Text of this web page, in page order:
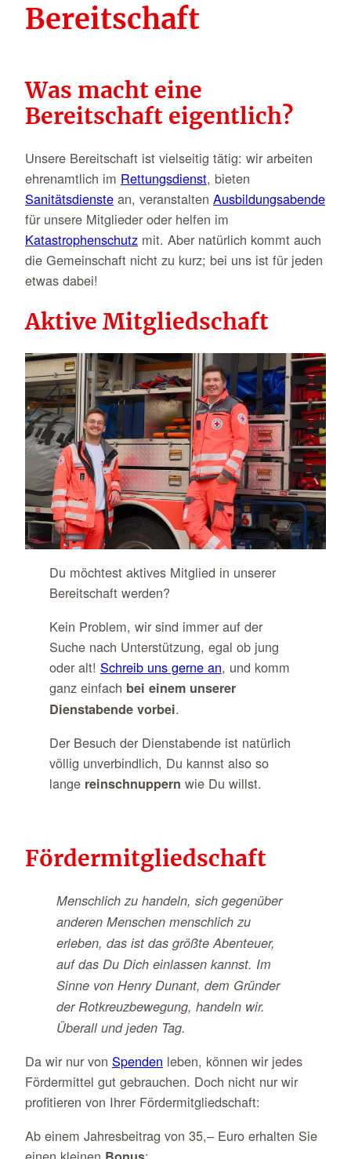
Bereitschaft
Was macht eine
Bereitschaft eigentlich?
Unsere Bereitschaft ist vielseitig tätig: wir arbeiten
ehrenamtlich im Rettungsdienst, bieten
Sanitätsdienste an, veranstalten Ausbildungsabende
für unsere Mitglieder oder helfen im
Katastrophenschutz mit. Aber natürlich kommt auch
die Gemeinschaft nicht zu kurz; bei uns ist für jeden
etwas dabei!
Aktive Mitgliedschaft
Du möchtest aktives Mitglied in unserer
Bereitschaft werden?
Kein Problem, wir sind immer auf der
Suche nach Unterstützung, egal ob jung
oder alt! Schreib uns gerne an, und komm
ganz einfach bei einem unserer
Dienstabende vorbei.
Der Besuch der Dienstabende ist natürlich
völlig unverbindlich, Du kannst also so
lange reinschnuppern wie Du willst.
Fördermitgliedschaft
Menschlich zu handeln, sich gegenüber
anderen Menschen menschlich zu
erleben, das ist das größte Abenteuer,
auf das Du Dich einlassen kannst. Im
Sinne von Henry Dunant, dem Gründer
der Rotkreuzbewegung, handeln wir.
Überall und jeden Tag.
Da wir nur von Spenden leben, können wir jedes
Fördermittel gut gebrauchen. Doch nicht nur wir
profitieren von Ihrer Fördermitgliedschaft:
Ab einem Jahresbeitrag von 35,– Euro erhalten Sie